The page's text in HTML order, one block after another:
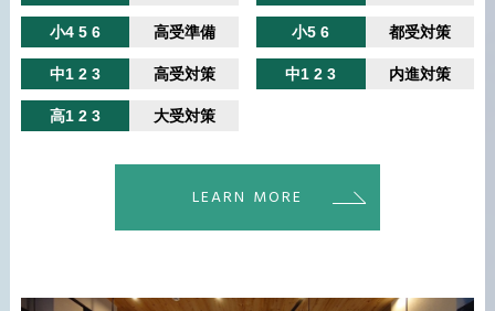
小4 5 6 高受準備 小5 6 都受対策
中1 2 3 高受対策 中1 2 3 内進対策
高1 2 3 大受対策
LEARN MORE